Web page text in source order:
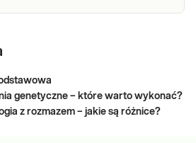
genetyczne – które warto wykonać?
z rozmazem – jakie są różnice?